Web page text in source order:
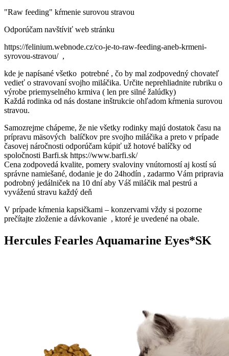
"Raw feeding" kŕmenie surovou stravou
Odporúčam navštíviť web stránku
https://felinium.webnode.cz/co-je-to-raw-feeding-aneb-krmeni-
syrovou-stravou/ ,
kde je napísané všetko potrebné , čo by mal zodpovedný chovateľ
vedieť o stravovaní svojho miláčika. Určite neprehliadnite rubriku o
výrobe priemyselného krmiva ( len pre silné žalúdky)
Každá rodinka od nás dostane inštrukcie ohľadom kŕmenia surovou
stravou.
Samozrejme chápeme, že nie všetky rodinky majú dostatok času na
prípravu mäsových balíčkov pre svojho miláčika a preto v prípade
časovej náročnosti odporúčam kúpiť už hotové balíčky od
spoločnosti Barfi.sk https://www.barfi.sk/
Cena zodpovedá kvalite, pomery svaloviny vnútorností aj kostí sú
správne namiešané, dodanie je do 24hodín , zadarmo Vám pripravia
podrobný jedálniček na 10 dní aby Váš miláčik mal pestrú a
vyváženú stravu každý deň
V prípade kŕmenia kapsičkami – konzervami vždy si pozorne
prečítajte zloženie a dávkovanie , ktoré je uvedené na obale.
Hercules Fearles Aquamarine Eyes*SK